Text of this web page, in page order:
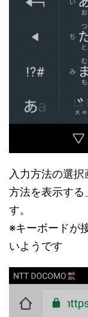
入力方法の選
方法を表示する
す。
※キーボードが
いようです